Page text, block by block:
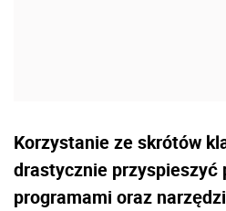
Korzystanie ze skrótów
drastycznie przyspieszyć
programami oraz